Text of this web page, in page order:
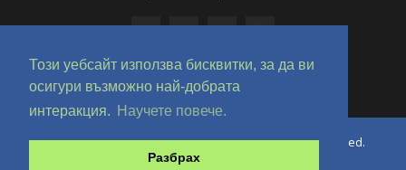
Този уебсайт използва бисквитки, за да ви
осигури възможно най-добрата
интеракция.
Научете повече.
Разбрах
Copyright © 2018-2024 ViaPontika.com. All Rights Reserved.
Development @ OverHertz Ltd